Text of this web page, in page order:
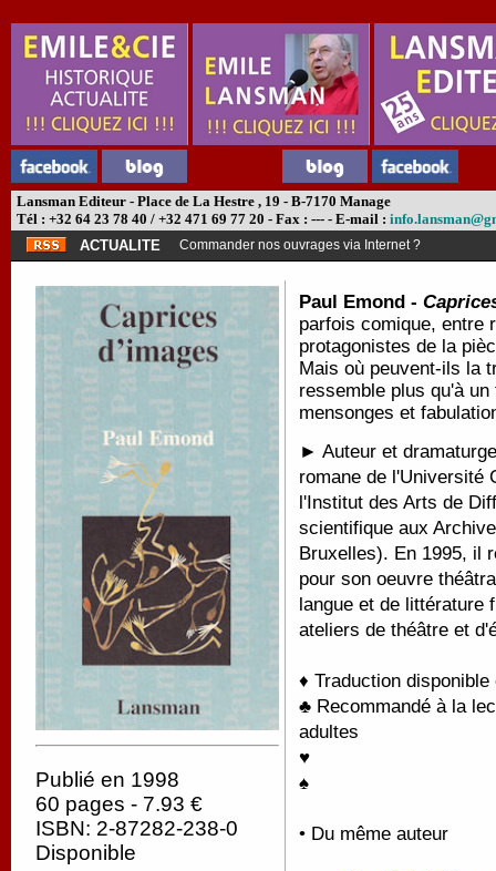
Lansman Editeur - Place de La Hestre , 19 - B-7170 Manage
Tél : +32 64 23 78 40 / +32 471 69 77 20 - Fax : --- - E-mail :
ACTUALITE
Commander nos ouvrages via Internet ?
Publié en 1998
60 pages - 7.93 €
ISBN: 2-87282-238-0
Disponible
Paul Emond -
parfois comique, entre
protagonistes de la
Mais où peuvent-ils la
ressemble plus qu'à
mensonges et
► Auteur et
romane de l'Université
l'Institut des Arts de
scientifique aux
Bruxelles). En 1995, il
pour son oeuvre
langue et de littérature
ateliers de théâtre et
♦ Traduction
♣ Recommandé à la
adultes
♥
♠
• Du même auteur